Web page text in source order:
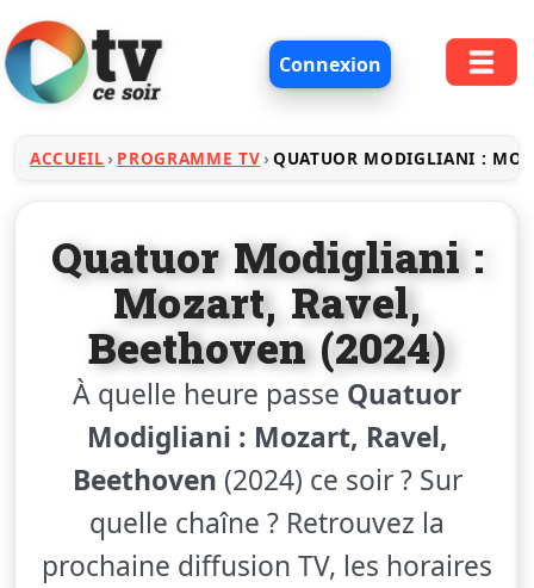
Connexion
ACCUEIL PROGRAMME TV QUATUOR MODIGLIANI :
Quatuor Modigliani :
Mozart, Ravel,
Beethoven (2024)
À quelle heure passe Quatuor
Modigliani : Mozart, Ravel,
Beethoven (2024) ce soir ? Sur
quelle chaîne ? Retrouvez la
prochaine diffusion TV, les horaires